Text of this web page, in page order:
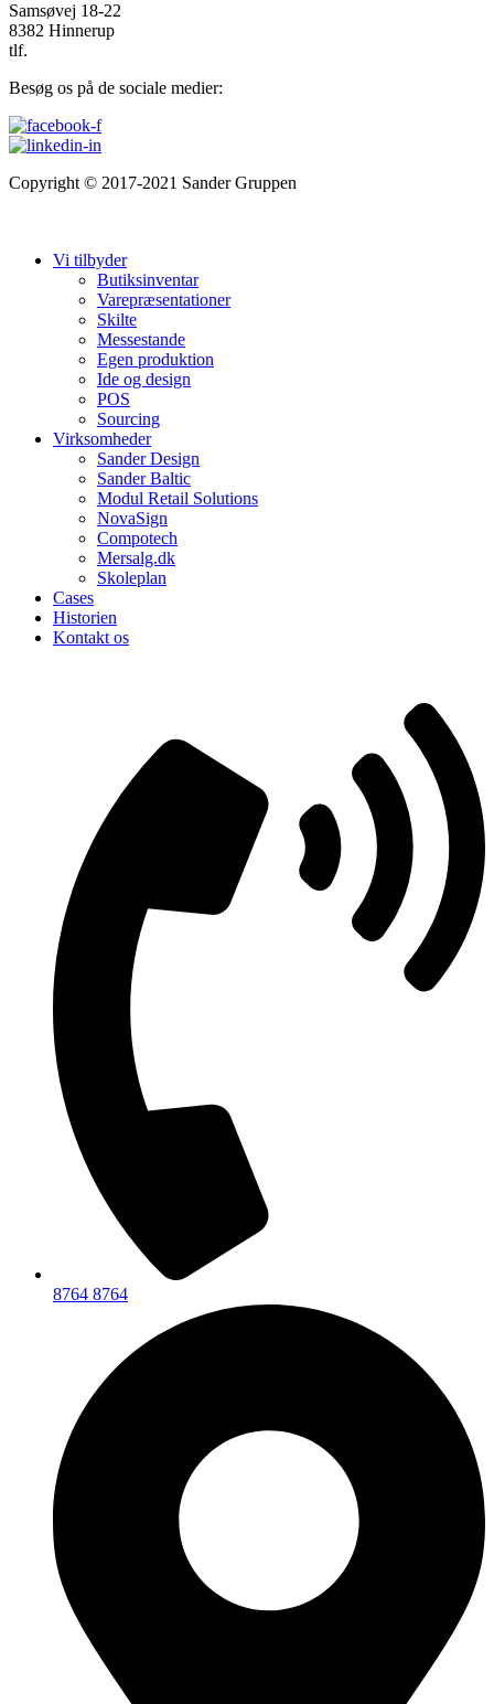
Samsøvej 18-22
8382 Hinnerup
tlf.
Besøg os på de sociale medier:
Copyright © 2017-2021 Sander Gruppen
Vi tilbyder
Butiksinventar
Varepræsentationer
Skilte
Messestande
Egen produktion
Ide og design
POS
Sourcing
Virksomheder
Sander Design
Sander Baltic
Modul Retail Solutions
NovaSign
Compotech
Mersalg.dk
Skoleplan
Cases
Historien
Kontakt os
8764 8764